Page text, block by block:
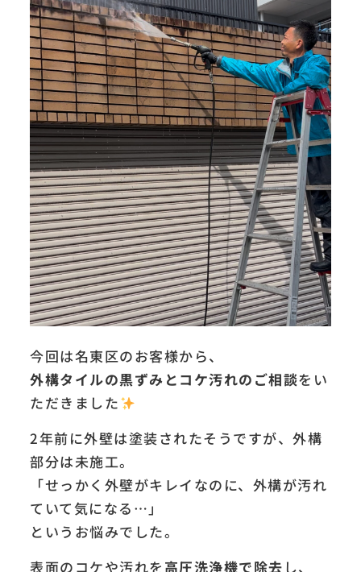
今回は名東区のお客様から、
外構タイルの黒ずみとコケ汚れのご相談をい
ただきました
2年前に外壁は塗装されたそうですが、外構
部分は未施工。
「せっかく外壁がキレイなのに、外構が汚れ
ていて気になる…」
というお悩みでした。
表面のコケや汚れを 高圧洗浄機で除去 し、